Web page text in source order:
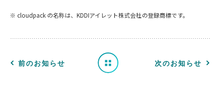
※ cloudpack の名称は、KDDIアイレット株式会社の登録商標です。
前のお知らせ
ら
せ
一 次のお知らせ